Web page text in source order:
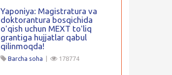
Yaponiya: Magistratura va
doktorantura bosqichida
oʻqish uchun MEXT toʻliq
grantiga hujjatlar qabul
qilinmoqda!
Barcha soha 178774